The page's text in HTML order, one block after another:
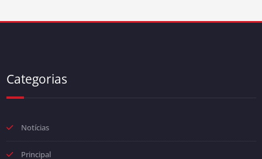
Categorias
Notícias
Principal